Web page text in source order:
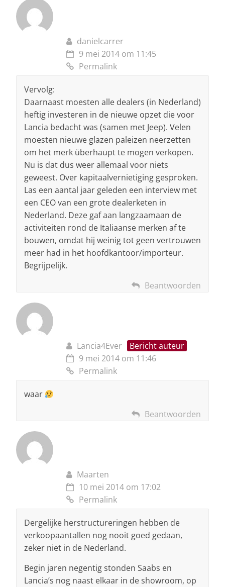
danielcarrer
9 mei 2014 om 11:45
Permalink
Vervolg:
Daarnaast moesten alle dealers (in Nederland)
heftig investeren in de nieuwe opzet die voor
Lancia bedacht was (samen met Jeep). Velen
moesten nieuwe glazen paleizen neerzetten
om het merk überhaupt te mogen verkopen.
Nu is dat dus weer allemaal voor niets
geweest. Over kapitaalvernietiging gesproken.
Las een aantal jaar geleden een interview met
een CEO van een grote dealerketen in
Nederland. Deze gaf aan langzaamaan de
activiteiten rond de Italiaanse merken af te
bouwen, omdat hij weinig tot geen vertrouwen
meer had in het hoofdkantoor/importeur.
Begrijpelijk.
Beantwoorden
Lancia4Ever
Bericht auteur
9 mei 2014 om 11:46
Permalink
waar
Beantwoorden
Maarten
10 mei 2014 om 17:02
Permalink
Dergelijke herstructureringen hebben de
verkoopaantallen nog nooit goed gedaan,
zeker niet in de Nederland.
Begin jaren negentig stonden Saabs en
Lancia’s nog naast elkaar in de showroom, op